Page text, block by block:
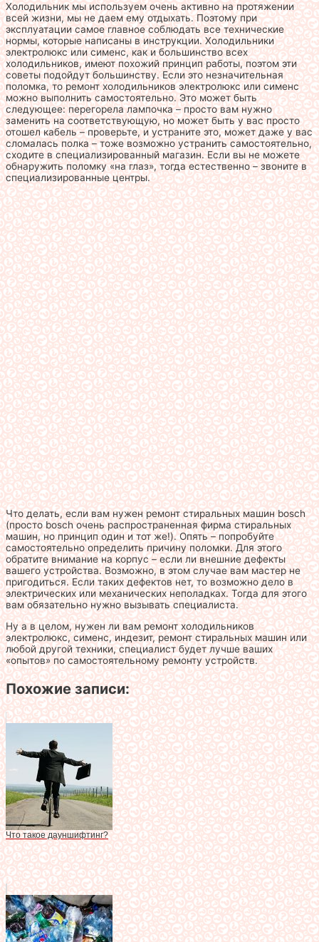
Холодильник мы используем очень активно на протяжении
всей жизни, мы не даем ему отдыхать. Поэтому при
эксплуатации самое главное соблюдать все технические
нормы, которые написаны в инструкции. Холодильники
электролюкс или сименс, как и большинство всех
холодильников, имеют похожий принцип работы, поэтом эти
советы подойдут большинству. Если это незначительная
поломка, то ремонт холодильников электролюкс или сименс
можно выполнить самостоятельно. Это может быть
следующее: перегорела лампочка – просто вам нужно
заменить на соответствующую, но может быть у вас просто
отошел кабель – проверьте, и устраните это, может даже у вас
сломалась полка – тоже возможно устранить самостоятельно,
сходите в специализированный магазин. Если вы не можете
обнаружить поломку «на глаз», тогда естественно – звоните в
специализированные центры.
Что делать, если вам нужен ремонт стиральных машин bosch
(просто bosch очень распространенная фирма стиральных
машин, но принцип один и тот же!). Опять – попробуйте
самостоятельно определить причину поломки. Для этого
обратите внимание на корпус – если ли внешние дефекты
вашего устройства. Возможно, в этом случае вам мастер не
пригодиться. Если таких дефектов нет, то возможно дело в
электрических или механических неполадках. Тогда для этого
вам обязательно нужно вызывать специалиста.
Ну а в целом, нужен ли вам ремонт холодильников
электролюкс, сименс, индезит, ремонт стиральных машин или
любой другой техники, специалист будет лучше ваших
«опытов» по самостоятельному ремонту устройств.
Похожие записи:
Что такое дауншифтинг?